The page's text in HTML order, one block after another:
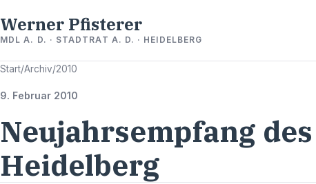
Werner Pfisterer
MDL A. D. · STADTRAT A. D. · HEIDELBERG
Start/Archiv/2010
9. Februar 2010
Neujahrsempfang
Heidelberg